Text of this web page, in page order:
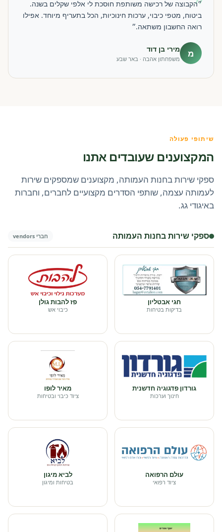
״הקבוצה של רכישה משותפת חוסכת לי אלפי שקלים בשנה.
ביטוח, מטפי כיבוי, ערכות חינוכיות, הכל בתעריף מיוחד. אפילו
רואה החשבון משתאה.״
מ מירי בן דוד
משפחתון אהבה · באר שבע
שיתופי פעולה
המקצוענים שעובדים אתנו
ספקי שירות בחנות העמותה, מקצוענים שמספקים שירות
לעמותה עצמה, שותפי הסדרים מקצועיים לחברים, וחברות
באיגודי גג.
ספקי שירות בחנות העמותה חברי vendors
חגי אבטליון
בדיקות בטיחות
פז להבות גולן
כיבוי אש
גורדון פדגוגיה חדשנית
חינוך וערכות
מאיר לופו
ציוד כיבוי ובטיחות
עולם הרפואה
ציוד רפואי
לביא מיגון
בטיחות ומיגון